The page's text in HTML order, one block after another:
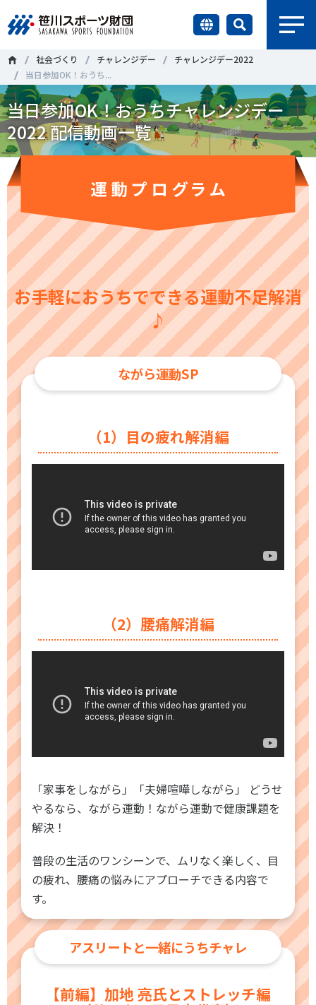
財団情報
研究員紹介
調査・研究
社会づくり
国際情報
知る学ぶ
ニュース
お問い合わせ・お申し込み
会員登録
アクセス
ソーシャルメディア運営方針
© 2020
＃誰が子どものスポーツをささえるのか ＃部活動
＃アクティブなまちづくり ＃日本人の身体活動と健康寿命
＃障害者スポーツ ＃スポーツ基本計画
＃高齢者スポーツ
調査・研究
スポーツライフ・データ
スポーツ白書
政策提言
子どものスポーツ
スポーツによるまちづくり
スポーツ・ガバナンス
スポーツ政策・予算
健康とスポーツ
社会づくり
各教育機関との連携
【動画】スポーツでアクティブなまちづくり
SPORT POLICY INCUBATOR ―スポーツ政策の『卵』 ―
Sport Topics
スポーツ 歴史の検証
SSF BOOKS
社会づくり チャレンジデー
チャレンジデー2022
当日参加OK！おうち...
当日参加OK！おうちチャレンジデー
2022 配信動画一覧
お手軽におうちでできる運動不足解消
♪
ながら運動SP
（1）目の疲れ解消編
（2）腰痛解消編
「家事をしながら」「夫婦喧嘩しながら」 どうせ
やるなら、ながら運動！ながら運動で健康課題を
解決！
普段の生活のワンシーンで、ムリなく楽しく、目
の疲れ、腰痛の悩みにアプローチできる内容で
す。
アスリートと一緒にうちチャレ
【前編】加地 亮氏とストレッチ編